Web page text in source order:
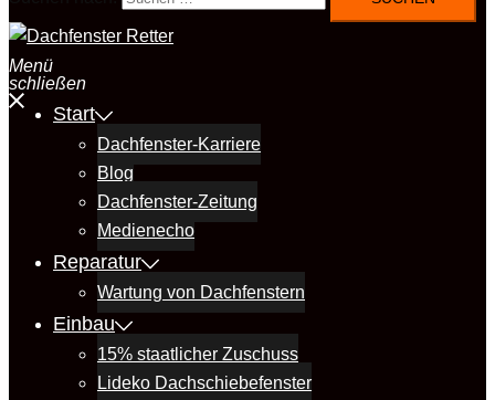
Menü
schließen
Start
Dachfenster-Karriere
Blog
Dachfenster-Zeitung
Medienecho
Reparatur
Wartung von Dachfenstern
Einbau
15% staatlicher Zuschuss
Lideko Dachschiebefenster